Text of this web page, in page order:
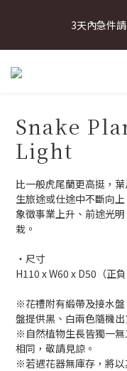
3天內急件
For urgent
Snake
Light
比一般虎尾蘭更高挺，
生旅途或仕途中不斷向上
象徵事業上升、前途光
栽。
‧尺寸
H110 x W60 x D50（正
※花禮附有緞帶及接水
盤提供黑、白兩色隨機出
※自然植物生長皆獨一
相同，敬請見諒。
※若遇花器無庫存，將以